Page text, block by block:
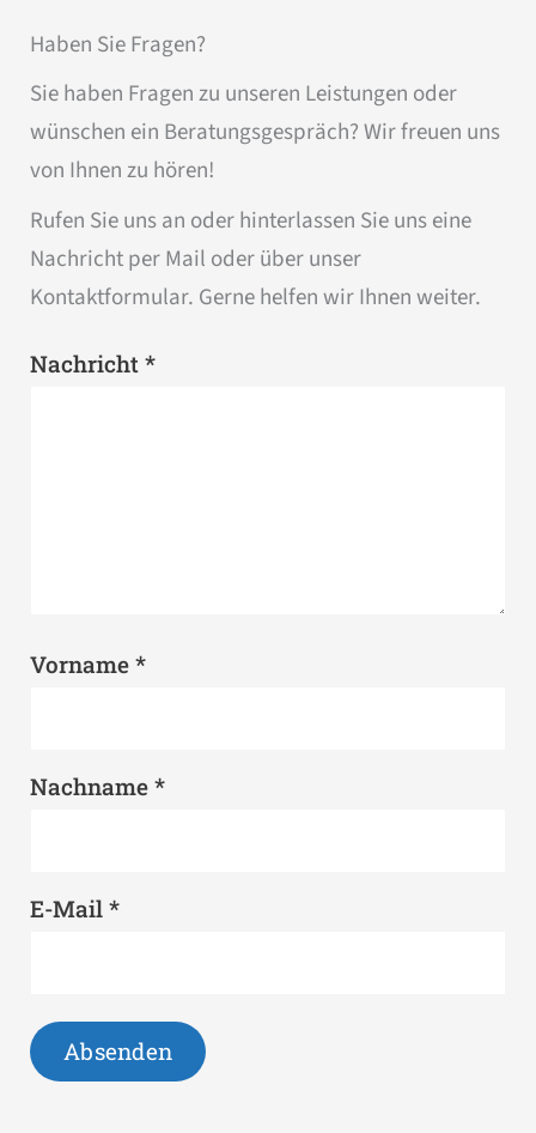
Haben Sie Fragen?
Sie haben Fragen zu unseren Leistungen oder
wünschen ein Beratungsgespräch? Wir freuen uns
von Ihnen zu hören!
Rufen Sie uns an oder hinterlassen Sie uns eine
Nachricht per Mail oder über unser
Kontaktformular. Gerne helfen wir Ihnen weiter.
Nachricht *
Vorname *
Nachname *
E-Mail *